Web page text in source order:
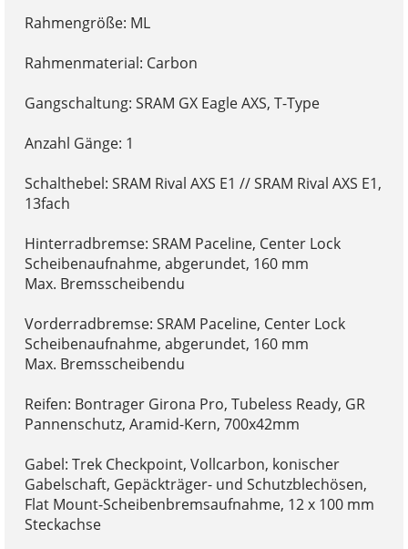
Rahmengröße: ML
Rahmenmaterial: Carbon
Gangschaltung: SRAM GX Eagle AXS, T-Type
Anzahl Gänge: 1
Schalthebel: SRAM Rival AXS E1 // SRAM Rival AXS E1,
13fach
Hinterradbremse: SRAM Paceline, Center Lock
Scheibenaufnahme, abgerundet, 160 mm
Max. Bremsscheibendu
Vorderradbremse: SRAM Paceline, Center Lock
Scheibenaufnahme, abgerundet, 160 mm
Max. Bremsscheibendu
Reifen: Bontrager Girona Pro, Tubeless Ready, GR
Pannenschutz, Aramid-Kern, 700x42mm
Gabel: Trek Checkpoint, Vollcarbon, konischer
Gabelschaft, Gepäckträger- und Schutzblechösen,
Flat Mount-Scheibenbremsaufnahme, 12 x 100 mm
Steckachse